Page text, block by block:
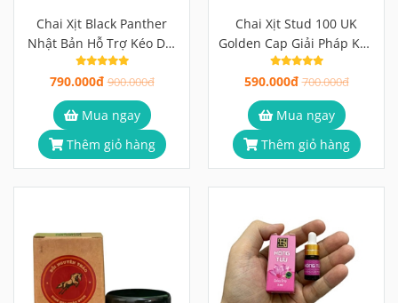
Chai Xịt Black Panther
Nhật Bản Hỗ Trợ Kéo Dài
Thời Gian Cho Nam 10ml
790.000đ 900.000đ
Mua ngay
Thêm giỏ hàng
Chai Xịt Stud 100 UK
Golden Cap Giải Pháp Kéo
Dài Thời Gian Từ Anh
Quốc, Hiệu Quả Sau Lần
Đầu Thử
590.000đ 700.000đ
Mua ngay
Thêm giỏ hàng